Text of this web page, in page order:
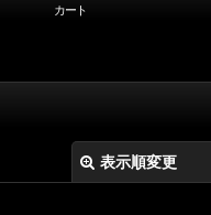
カート
表示順変更